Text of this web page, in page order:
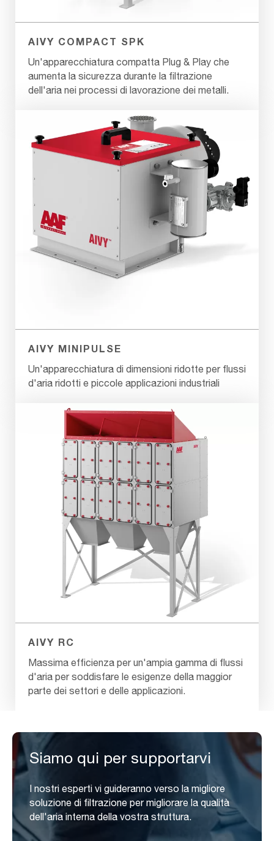
AIVY COMPACT SPK
Un'apparecchiatura compatta Plug & Play che
aumenta la sicurezza durante la filtrazione
dell'aria nei processi di lavorazione dei metalli.
AIVY MINIPULSE
Un'apparecchiatura di dimensioni ridotte per flussi
d'aria ridotti e piccole applicazioni industriali
AIVY RC
Massima efficienza per un'ampia gamma di flussi
d'aria per soddisfare le esigenze della maggior
parte dei settori e delle applicazioni.
Siamo qui per supportarvi
I nostri esperti vi guideranno verso la migliore
soluzione di filtrazione per migliorare la qualità
dell'aria interna della vostra struttura.